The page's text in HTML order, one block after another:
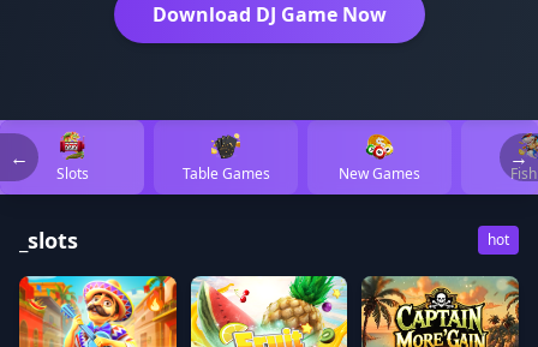
Download DJ Game Now
←
Slots Table Games New Games
→
_slots hot
🔥